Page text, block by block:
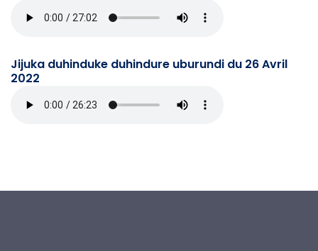
Jijuka duhinduke duhindure uburundi du 26 Avril
2022